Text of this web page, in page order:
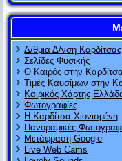
Δ/θμια Δ/νση Καρδίτσας
Σελίδες Φυσικής
Ο Καιρός στην Καρδίτσα
Τιμές Καυσίμων στην
Καιρικός Χάρτης
Φωτογραφίες
Η Καρδίτσα Χιονισμένη
Πανοραμικές
Μετάφραση Google
Live Web Cams